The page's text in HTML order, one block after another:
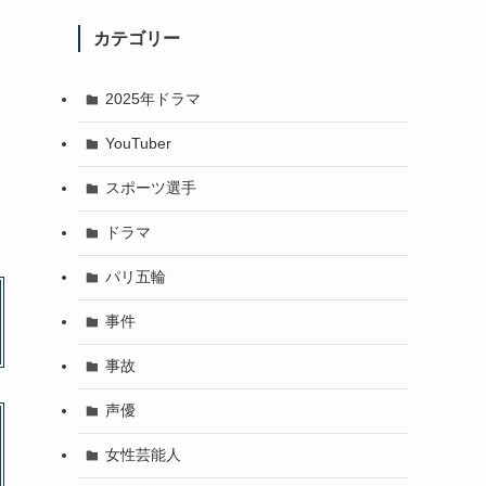
カテゴリー
2025年ドラマ
YouTuber
スポーツ選手
ドラマ
パリ五輪
事件
事故
声優
女性芸能人